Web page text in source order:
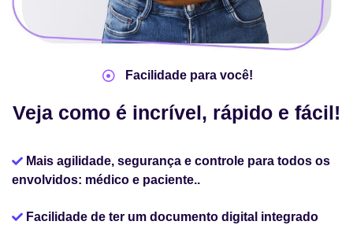
Facilidade para você!
Veja como é incrível, rápido e fácil!
Mais agilidade, segurança e controle para todos os
envolvidos: médico e paciente..
Facilidade de ter um documento digital integrado